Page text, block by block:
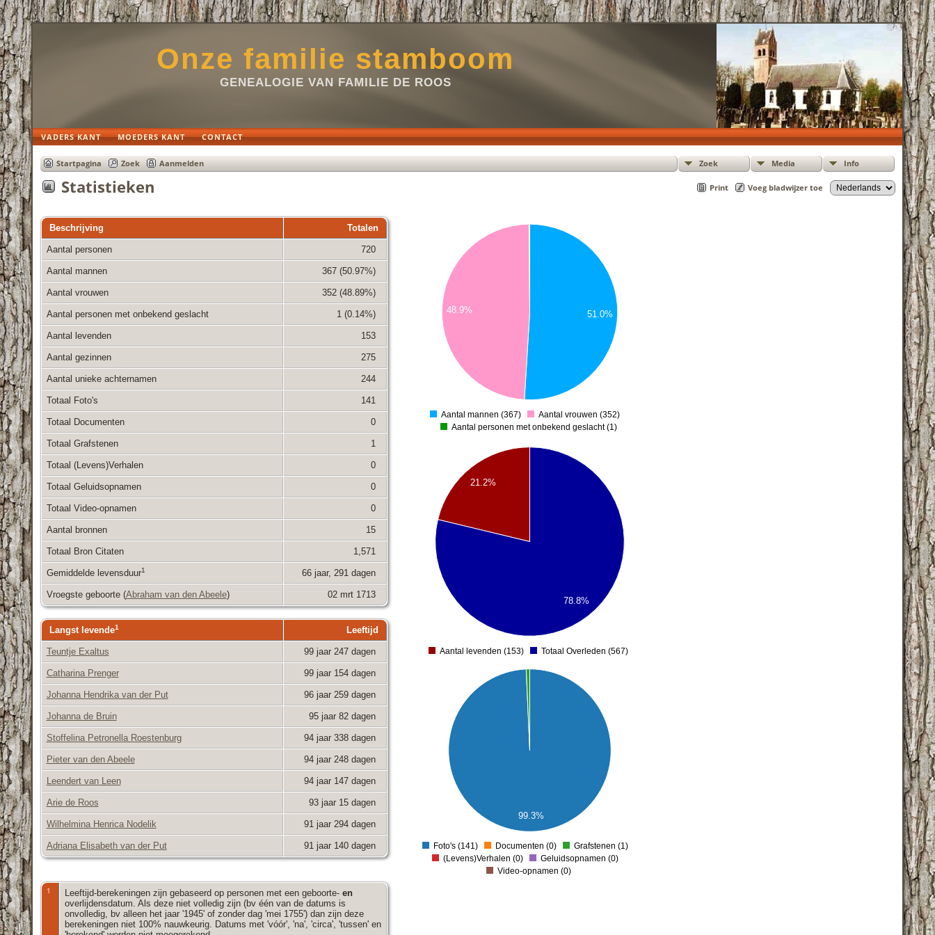
Onze familie stamboom
GENEALOGIE VAN FAMILIE DE ROOS
VADERS KANT MOEDERS KANT CONTACT
Zoek Media Info
Startpagina Zoek Aanmelden
Print Voeg bladwijzer toe
Statistieken
Beschrijving Totalen
Aantal personen 720
Aantal mannen 367 (50.97%)
Aantal vrouwen 352 (48.89%)
Aantal personen met onbekend geslacht 1 (0.14%)
Aantal levenden 153
Aantal gezinnen 275
Aantal unieke achternamen 244
Totaal Foto's 141
Totaal Documenten 0
Totaal Grafstenen 1
Totaal (Levens)Verhalen 0
Totaal Geluidsopnamen 0
Totaal Video-opnamen 0
Aantal bronnen 15
Totaal Bron Citaten 1,571
Gemiddelde levensduur1 66 jaar, 291 dagen
Vroegste geboorte (Abraham van den Abeele) 02 mrt 1713
Langst levende1 Leeftijd
Teuntje Exaltus 99 jaar 247 dagen
Catharina Prenger 99 jaar 154 dagen
Johanna Hendrika van der Put 96 jaar 259 dagen
Johanna de Bruin 95 jaar 82 dagen
Stoffelina Petronella Roestenburg 94 jaar 338 dagen
Pieter van den Abeele 94 jaar 248 dagen
Leendert van Leen 94 jaar 147 dagen
Arie de Roos 93 jaar 15 dagen
Wilhelmina Henrica Nodelik 91 jaar 294 dagen
Adriana Elisabeth van der Put 91 jaar 140 dagen
1 Leeftijd-berekeningen zijn gebaseerd op personen met een geboorte- en
overlijdensdatum. Als deze niet volledig zijn (bv één van de datums is
onvolledig, bv alleen het jaar '1945' of zonder dag 'mei 1755') dan zijn deze
berekeningen niet 100% nauwkeurig. Datums met 'vóór', 'na', 'circa', 'tussen' en
51.0%
48.9%
0
100
150
200
250
400
Aantal mannen (367)
Aantal vrouwen (352)
Aantal personen met onbekend geslacht (1)
21.2%
78.8%
0
150
200
250
300
350
400
450
500
550
600
Aantal levenden (153) Totaal Overleden (567)
99.3%
0
Foto's (141) Documenten (0)
Grafstenen (1)
(Levens)Verhalen (0)
Geluidsopnamen (0)
Video-opnamen (0)